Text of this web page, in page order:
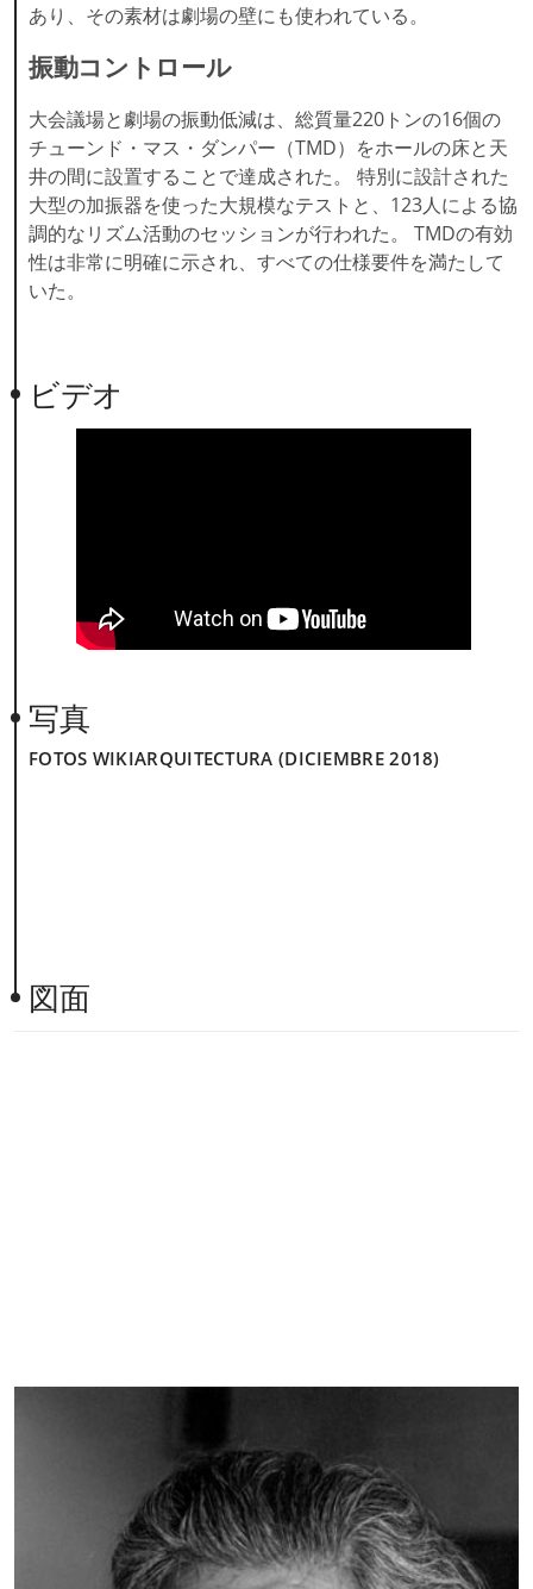
あり、その素材は劇場の壁にも使われている。
振動コントロール
大会議場と劇場の振動低減は、総質量220トンの16個の
チューンド・マス・ダンパー（TMD）をホールの床と天
井の間に設置することで達成された。 特別に設計された
大型の加振器を使った大規模なテストと、123人による協
調的なリズム活動のセッションが行われた。 TMDの有効
性は非常に明確に示され、すべての仕様要件を満たして
いた。
ビデオ
写真
FOTOS WIKIARQUITECTURA (DICIEMBRE 2018)
図面